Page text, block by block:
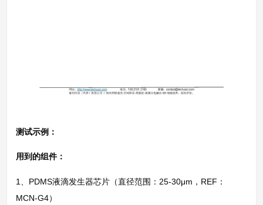
测试示例：
用到的组件：
1、PDMS液滴发生器芯片（直径范围：25-30μm，REF：
MCN-G4）